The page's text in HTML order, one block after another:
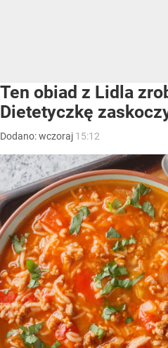
Ten obiad z Lidla
Dietetyczkę
Dodano:wczoraj 15:12